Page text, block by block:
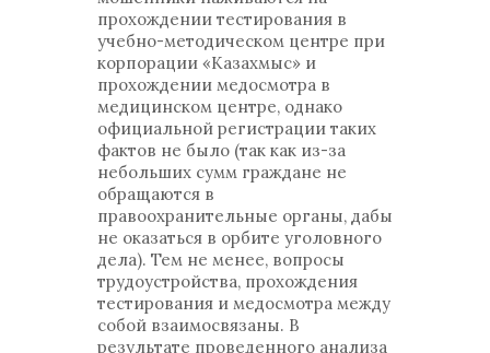
прохождении тестирования в
учебно-методическом центре при
корпорации «Казахмыс» и
прохождении медосмотра в
медицинском центре, однако
официальной регистрации таких
фактов не было (так как из-за
небольших сумм граждане не
обращаются в
правоохранительные органы, дабы
не оказаться в орбите уголовного
дела). Тем не менее, вопросы
трудоустройства, прохождения
тестирования и медосмотра между
собой взаимосвязаны. В
результате проведенного анализа